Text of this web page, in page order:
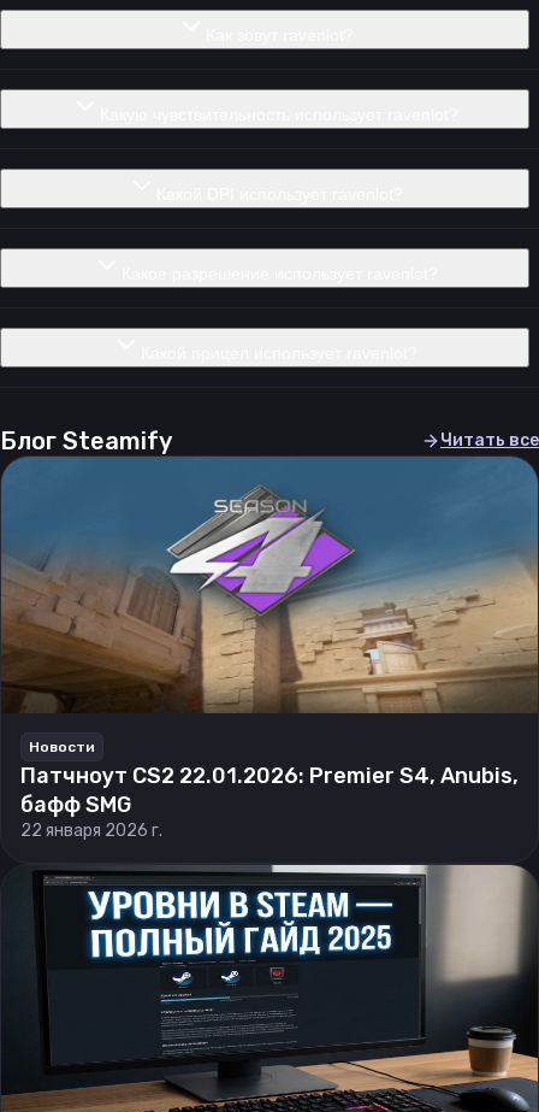
Блог Steamify Читать все
Новости
Патчноут CS2 22.01.2026: Premier S4, Anubis,
бафф SMG
22 января 2026 г.